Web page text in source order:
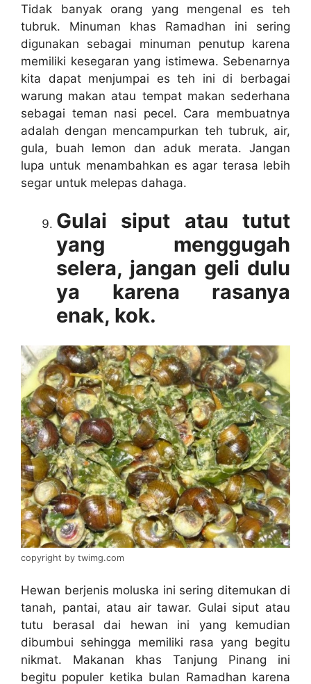
Tidak banyak orang yang mengenal es teh
tubruk. Minuman khas Ramadhan ini sering
digunakan sebagai minuman penutup karena
memiliki kesegaran yang istimewa. Sebenarnya
kita dapat menjumpai es teh ini di berbagai
warung makan atau tempat makan sederhana
sebagai teman nasi pecel. Cara membuatnya
adalah dengan mencampurkan teh tubruk, air,
gula, buah lemon dan aduk merata. Jangan
lupa untuk menambahkan es agar terasa lebih
segar untuk melepas dahaga.
Gulai siput atau tutut
yang menggugah
selera, jangan geli dulu
ya karena rasanya
enak, kok.
copyright by twimg.com
Hewan berjenis moluska ini sering ditemukan di
tanah, pantai, atau air tawar. Gulai siput atau
tutu berasal dai hewan ini yang kemudian
dibumbui sehingga memiliki rasa yang begitu
nikmat. Makanan khas Tanjung Pinang ini
begitu populer ketika bulan Ramadhan karena